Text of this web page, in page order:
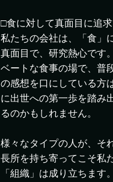
□食に対して真面目に追
私たちの会社は、「食」
真面目で、研究熱心です
ベートな食事の場で、普
の感想を口にしている方
に出世への第一歩を踏み
るのかもしれません。
様々なタイプの人が、そ
長所を持ち寄ってこそ私
「組織」は成り立ちます